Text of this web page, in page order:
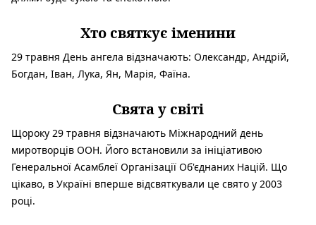
Хто святкує іменини
29 травня День ангела відзначають: Олександр, Андрій,
Богдан, Іван, Лука, Ян, Марія, Фаїна.
Свята у світі
Щороку 29 травня відзначають Міжнародний день
миротворців ООН. Його встановили за ініціативою
Генеральної Асамблеї Організації Об'єднаних Націй. Що
цікаво, в Україні вперше відсвяткували це свято у 2003
році.